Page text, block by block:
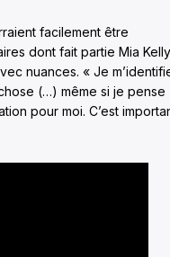
facilement être
dont fait partie Mia
nuances. « Je
(…) même si je pense
pour moi. C’est